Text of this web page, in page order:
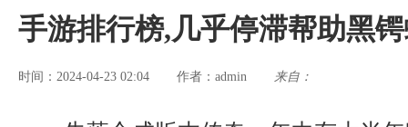
手游排行榜,几乎停滞帮助黑
时间：2024-04-23 02:04 作者： admin 来自：